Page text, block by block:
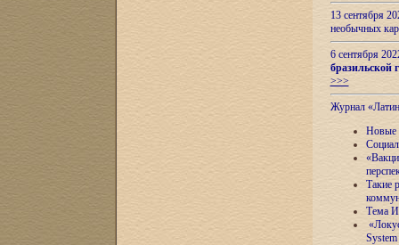
13 сентября
необычных
6 сентября
бразильской
>>>
Журнал
Новые
Такие
Тема